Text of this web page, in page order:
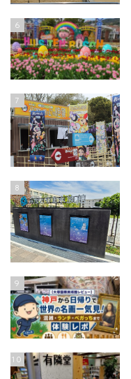
6
7
8
9
10